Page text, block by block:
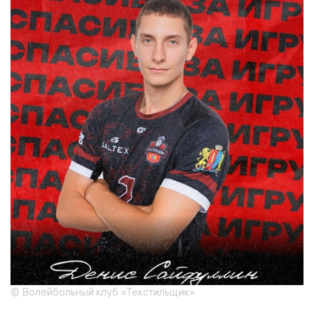
© Волейбольный клуб «Текстильщик»